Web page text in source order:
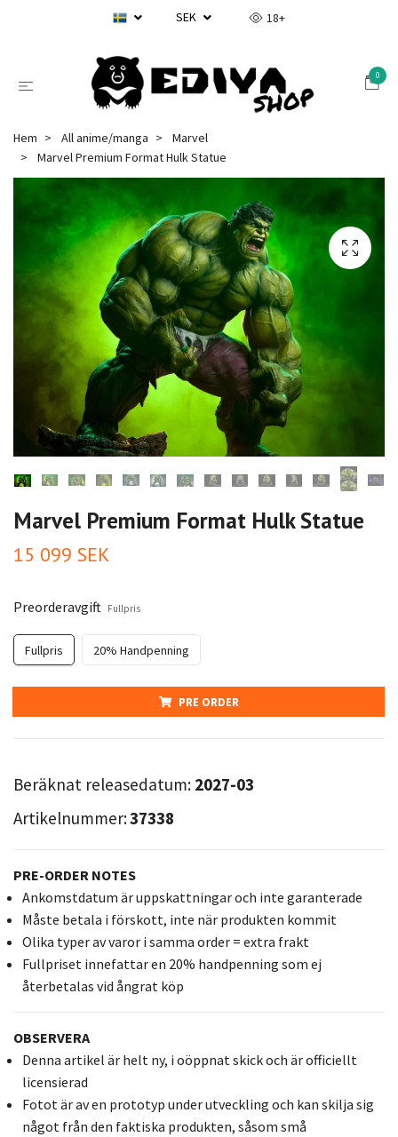
SEK 18+
0
Hem All anime/manga
Marvel
Marvel Premium Format Hulk Statue
Marvel Premium Format Hulk Statue
15 099 SEK
Preorderavgift Fullpris
Fullpris 20% Handpenning
PRE ORDER
Beräknat releasedatum: 2027-03
Artikelnummer:37338
PRE-ORDER NOTES
Ankomstdatum är uppskattningar och inte garanterade
Måste betala i förskott, inte när produkten kommit
Olika typer av varor i samma order = extra frakt
Fullpriset innefattar en 20% handpenning som ej
återbetalas vid ångrat köp
OBSERVERA
Denna artikel är helt ny, i oöppnat skick och är officiellt
licensierad
Fotot är av en prototyp under utveckling och kan skilja sig
något från den faktiska produkten, såsom små